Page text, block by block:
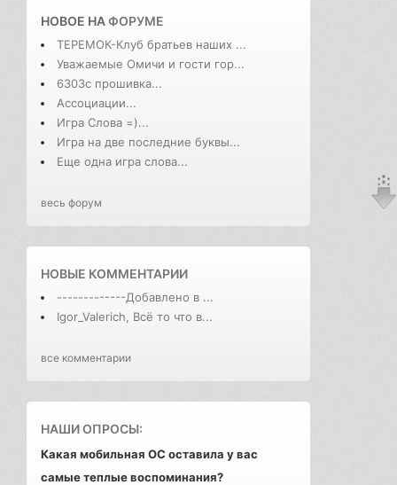
НОВОЕ НАФОРУМЕ
ТЕРЕМОК-Клуб братьев наших ...
Уважаемые Омичи и гости гор...
6303с прошивка...
Ассоциации...
Игра Слова =)...
Игра на две последние буквы...
Еще одна игра слова...
весь форум
НОВЫЕ КОММЕНТАРИИ
-------------Добавлено в ...
Igor_Valerich, Всё то что в...
все комментарии
НАШИ ОПРОСЫ:
Какая мобильная ОС оставила у вас
самые теплые воспоминания?